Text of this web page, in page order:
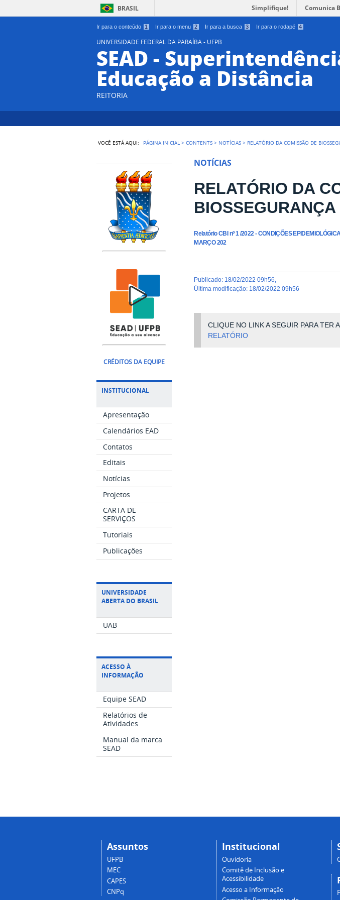
Ir para o conteúdo 1 Ir para o menu 2 Ir para a busca 3 Ir para o rodapé 4
BRASIL Simplifique! Comunica
UNIVERSIDADE FEDERAL DA PARAÍBA - UFPB
SEAD -
Educação a Distância
REITORIA
VOCÊ ESTÁ AQUI: PÁGINA INICIAL >CONTENTS > NOTÍCIAS > RELATÓRIO DA COMISSÃO DE
CRÉDITOS DA EQUIPE
INSTITUCIONAL
Apresentação
Calendários EAD
Contatos
Editais
Notícias
Projetos
CARTA DE
SERVIÇOS
Tutoriais
Publicações
UNIVERSIDADE
ABERTA DO BRASIL
UAB
ACESSO À
INFORMAÇÃO
Equipe SEAD
Relatórios de
Atividades
Manual da marca
SEAD
NOTÍCIAS
RELATÓRIO DA
Relatório CBI nº 1 /2022 - CONDIÇÕES
MARÇO 202
publicado: 18/02/2022 09h56
última modificação: 18/02/2022 09h56
CLIQUE NO LINK A SEGUIR PARA TER
RELATÓRIO
Assuntos
UFPB
MEC
CAPES
CNPq
Institucional
Ouvidoria
Comitê de Inclusão e
Acessibilidade
Acesso a Informação